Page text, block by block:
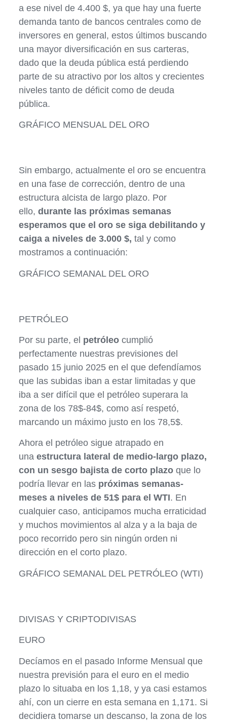
a ese nivel de 4.400 $, ya que hay una fuerte
demanda tanto de bancos centrales como de
inversores en general, estos últimos buscando
una mayor diversificación en sus carteras,
dado que la deuda pública está perdiendo
parte de su atractivo por los altos y crecientes
niveles tanto de déficit como de deuda
pública.
GRÁFICO MENSUAL DEL ORO
Sin embargo, actualmente el oro se encuentra
en una fase de corrección, dentro de una
estructura alcista de largo plazo. Por
ello, durante las próximas semanas
esperamos que el oro se siga debilitando y
caiga a niveles de 3.000 $, tal y como
mostramos a continuación:
GRÁFICO SEMANAL DEL ORO
PETRÓLEO
Por su parte, el petróleocumplió
perfectamente nuestras previsiones del
pasado 15 junio 2025 en el que defendíamos
que las subidas iban a estar limitadas y que
iba a ser difícil que el petróleo superara la
zona de los 78$-84$, como así respetó,
marcando un máximo justo en los 78,5$.
Ahora el petróleo sigue atrapado en
una estructura lateral de medio-largo plazo,
con un sesgo bajista de corto plazoque lo
podría llevar en las próximas semanas-
meses a niveles de 51$ para el WTI. En
cualquier caso, anticipamos mucha erraticidad
y muchos movimientos al alza y a la baja de
poco recorrido pero sin ningún orden ni
dirección en el corto plazo.
GRÁFICO SEMANAL DEL PETRÓLEO (WTI)
DIVISAS Y CRIPTODIVISAS
EURO
Decíamos en el pasado Informe Mensual que
nuestra previsión para el euro en el medio
plazo lo situaba en los 1,18, y ya casi estamos
ahí, con un cierre en esta semana en 1,171. Si
decidiera tomarse un descanso, la zona de los